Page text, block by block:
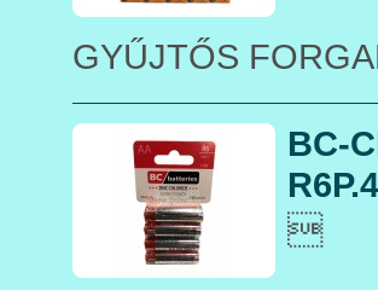
GYŰJTŐS
BC-
